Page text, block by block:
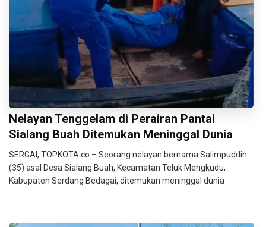
Nelayan Tenggelam di Perairan Pantai
Sialang Buah Ditemukan Meninggal Dunia
SERGAI, TOPKOTA.co – Seorang nelayan bernama Salimpuddin
(35) asal Desa Sialang Buah, Kecamatan Teluk Mengkudu,
Kabupaten Serdang Bedagai, ditemukan meninggal dunia